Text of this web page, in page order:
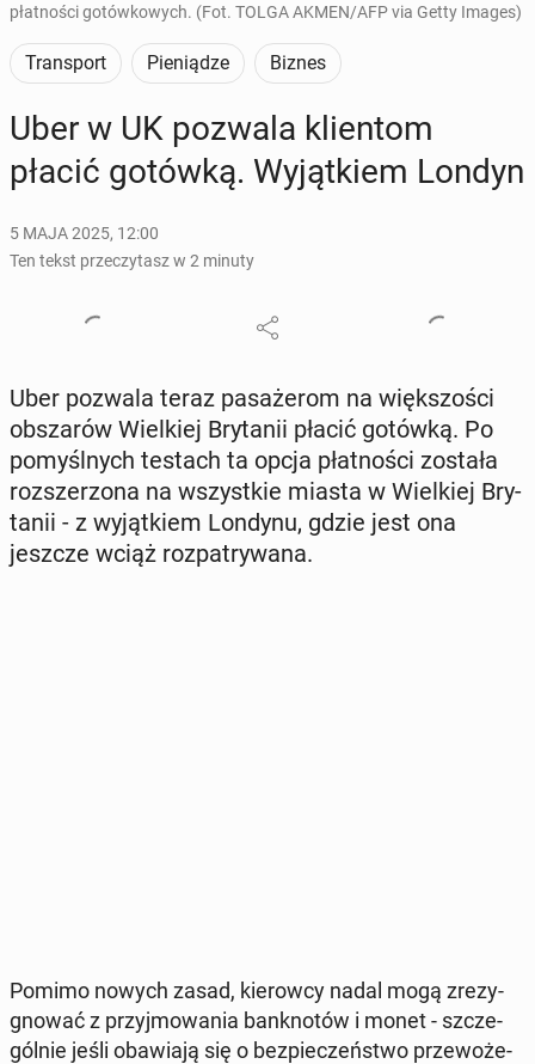
płatności gotówkowych. (Fot. TOLGA AKMEN/AFP via Getty Images)
Transport Pieniądze Biznes
Uber w UK pozwala klien­tom
płacić gotówką. Wy­jąt­kiem Londyn
5 MAJA 2025, 12:00
Ten tekst przeczytasz w 2 minuty
Uber pozwala teraz pa­sa­że­rom na więk­szo­ści
ob­sza­rów Wiel­kiej Bry­ta­nii płacić gotówką. Po
po­myśl­nych testach ta opcja płat­no­ści została
roz­sze­rzo­na na wszyst­kie miasta w Wiel­kiej Bry­
ta­nii - z wy­jąt­kiem Londynu, gdzie jest ona
jeszcze wciąż roz­pa­try­wa­na.
Pomimo nowych zasad, kie­row­cy nadal mogą zre­zy­
gno­wać z przyj­mo­wa­nia bank­no­tów i monet - szcze­
gól­nie jeśli oba­wia­ją się o bez­pie­czeń­stwo prze­wo­że­